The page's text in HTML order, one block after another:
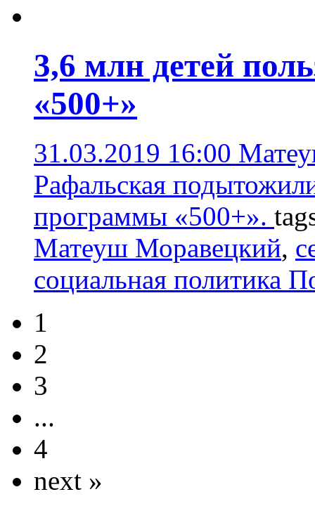
3,6 млн детей
«500+»
31.03.2019 16:00
Рафальская
программы «500+».
Матеуш Моравецкий,
социальная политика
1
2
3
...
4
next »